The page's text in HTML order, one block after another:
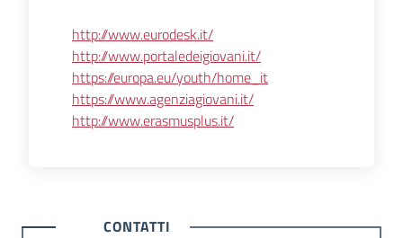
http://www.eurodesk.it/
http://www.portaledeigiovani.it/
https://europa.eu/youth/home_it
https://www.agenziagiovani.it/
http://www.erasmusplus.it/
CONTATTI